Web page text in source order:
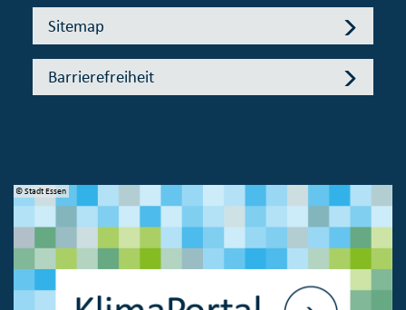
Sitemap
Barrierefreiheit
© Stadt Essen